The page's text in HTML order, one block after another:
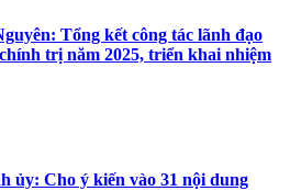
Tổng kết công tác lãnh đạo
trị năm 2025, triển khai nhiệm
ủy: Cho ý kiến vào 31 nội dung